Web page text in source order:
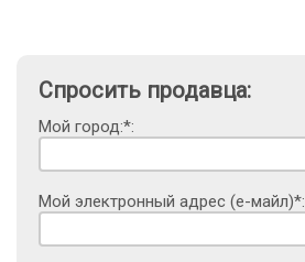
Спросить продавца:
Мой город:*:
Мой электронный адрес (е-майл)*: